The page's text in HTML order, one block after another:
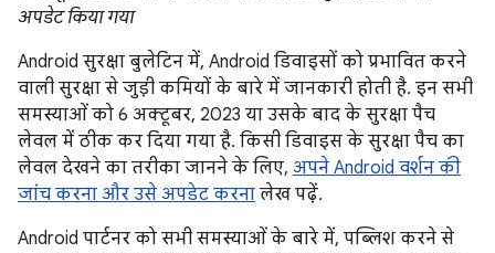
अपडेट किया गया
Android सुरक्षा बुलेटिन में, Android डिवाइसों को प्रभावित करने
वाली सुरक्षा से जुड़ी कमियों के बारे में जानकारी होती है. इन सभी
समस्याओं को 6 अक्टूबर, 2023 या उसके बाद के सुरक्षा पैच
लेवल में ठीक कर दिया गया है. किसी डिवाइस के सुरक्षा पैच का
लेवल देखने का तरीका जानने के लिए, अपने Android वर्शन की
जांच करना और उसे अपडेट करना लेख पढ़ें.
Android पार्टनर को सभी समस्याओं के बारे में, पब्लिश करने से